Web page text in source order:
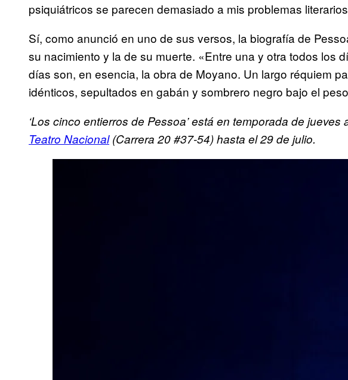
psiquiátricos se parecen demasiado a mis problemas
Sí, como anunció en uno de sus versos, la biografía de
su nacimiento y la de su muerte. «Entre una y otra todos los
días son, en esencia, la obra de Moyano. Un largo réquiem
idénticos, sepultados en gabán y sombrero negro bajo el
‘Los cinco entierros de Pessoa’ está en temporada de jueves
Teatro Nacional(Carrera 20 #37-54) hasta el 29 de julio.